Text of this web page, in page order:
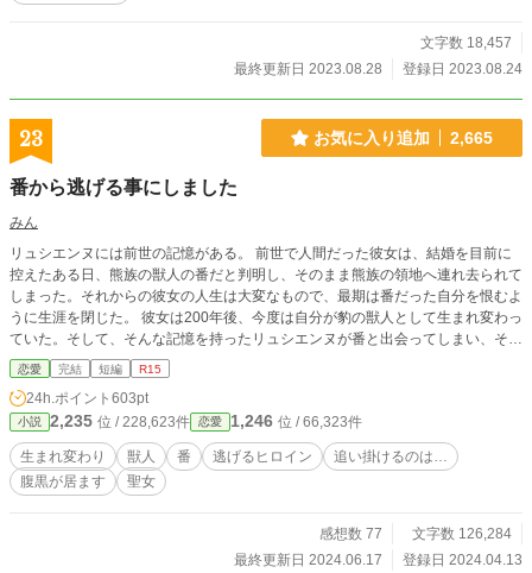
文字数 18,457
最終更新日 2023.08.28
登録日 2023.08.24
23 お気に入り追加 2,665
番から逃げる事にしました
みん
リュシエンヌには前世の記憶がある。 前世で人間だった彼女は、結婚を目前に
控えたある日、熊族の獣人の番だと判明し、そのまま熊族の領地へ連れ去られて
しまった。それからの彼女の人生は大変なもので、最期は番だった自分を恨むよ
うに生涯を閉じた。 彼女は200年後、今度は自分が豹の獣人として生まれ変わっ
ていた。そして、そんな記憶を持ったリュシエンヌが番と出会ってしまい、そこ
から、色んな事に巻き込まれる事になる─と、言うお話です。 ❋相変わらずのゆ
るふわ設定で、メンタルも豆腐並なので、軽い気持ちで読んで下さい。 ❋独自
設定有りです。 ❋他視点の話もあります。 ❋誤字脱字は気を付けていますが、
あると思います。すみません。
恋愛 完結 短編 R15
24h.ポイント 603pt
小説 2,235 位 / 228,623件 恋愛 1,246 位 / 66,323件
生まれ変わり 獣人 番 逃げるヒロイン
追い掛けるのは…
腹黒が居ます
聖女
感想数 77
文字数 126,284
最終更新日 2024.06.17
登録日 2024.04.13